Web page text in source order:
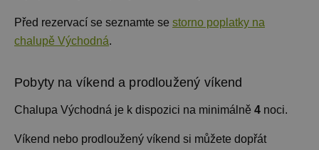
Před rezervací se seznamte se storno poplatky na
chalupě Východná.
Pobyty na víkend a prodloužený víkend
Chalupa Východná je k dispozici na minimálně 4 noci.
Víkend nebo prodloužený víkend si můžete dopřát